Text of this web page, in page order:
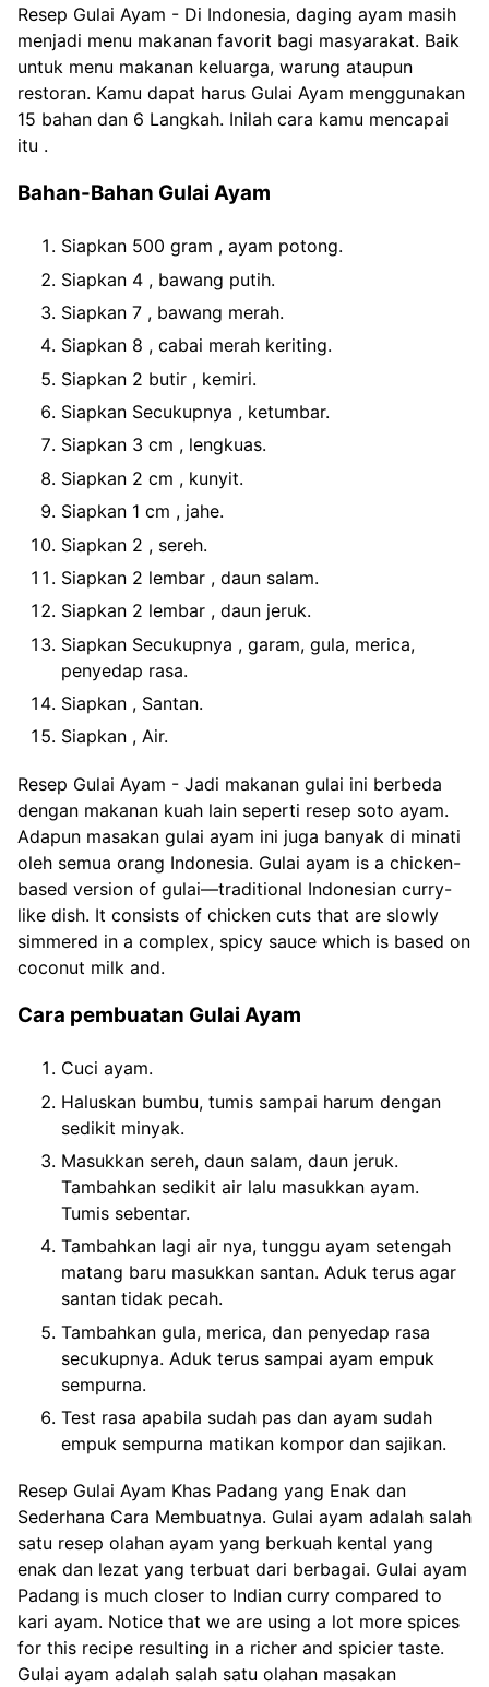
Resep Gulai Ayam - Di Indonesia, daging ayam masih
menjadi menu makanan favorit bagi masyarakat. Baik
untuk menu makanan keluarga, warung ataupun
restoran. Kamu dapat harus Gulai Ayam menggunakan
15 bahan dan 6 Langkah. Inilah cara kamu mencapai
itu .
Bahan-Bahan Gulai Ayam
Siapkan 500 gram , ayam potong.
Siapkan 4 , bawang putih.
Siapkan 7 , bawang merah.
Siapkan 8 , cabai merah keriting.
Siapkan 2 butir , kemiri.
Siapkan Secukupnya , ketumbar.
Siapkan 3 cm , lengkuas.
Siapkan 2 cm , kunyit.
Siapkan 1 cm , jahe.
Siapkan 2 , sereh.
Siapkan 2 lembar , daun salam.
Siapkan 2 lembar , daun jeruk.
Siapkan Secukupnya , garam, gula, merica,
penyedap rasa.
Siapkan , Santan.
Siapkan , Air.
Resep Gulai Ayam - Jadi makanan gulai ini berbeda
dengan makanan kuah lain seperti resep soto ayam.
Adapun masakan gulai ayam ini juga banyak di minati
oleh semua orang Indonesia. Gulai ayam is a chicken-
based version of gulai—traditional Indonesian curry-
like dish. It consists of chicken cuts that are slowly
simmered in a complex, spicy sauce which is based on
coconut milk and.
Cara pembuatan Gulai Ayam
Cuci ayam.
Haluskan bumbu, tumis sampai harum dengan
sedikit minyak.
Masukkan sereh, daun salam, daun jeruk.
Tambahkan sedikit air lalu masukkan ayam.
Tumis sebentar.
Tambahkan lagi air nya, tunggu ayam setengah
matang baru masukkan santan. Aduk terus agar
santan tidak pecah.
Tambahkan gula, merica, dan penyedap rasa
secukupnya. Aduk terus sampai ayam empuk
sempurna.
Test rasa apabila sudah pas dan ayam sudah
empuk sempurna matikan kompor dan sajikan.
Resep Gulai Ayam Khas Padang yang Enak dan
Sederhana Cara Membuatnya. Gulai ayam adalah salah
satu resep olahan ayam yang berkuah kental yang
enak dan lezat yang terbuat dari berbagai. Gulai ayam
Padang is much closer to Indian curry compared to
kari ayam. Notice that we are using a lot more spices
for this recipe resulting in a richer and spicier taste.
Gulai ayam adalah salah satu olahan masakan